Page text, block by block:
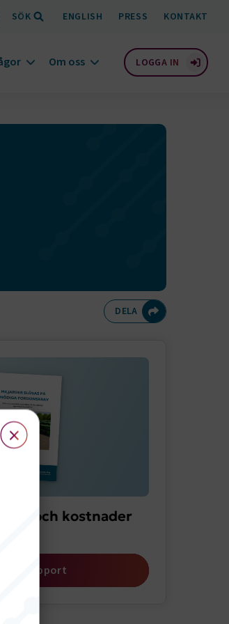
SÖK ENGLISH PRESS KONTAKT
Om oss LOGGA IN
DELA Dela på
och kostnader
rapport
×